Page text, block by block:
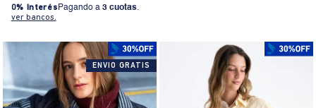
0% Interés Pagando a 3 cuotas.
ver bancos.
ENVIO GRATIS